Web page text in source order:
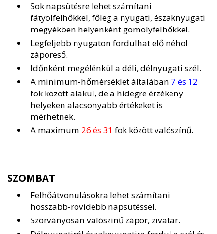
Sok napsütésre lehet számítani
fátyolfelhőkkel, főleg a nyugati, északnyugati
megyékben helyenként gomolyfelhőkkel.
Legfeljebb nyugaton fordulhat elő néhol
záporeső.
Időnként megélénkül a déli, délnyugati szél.
A minimum-hőmérséklet általában 7 és 12
fok között alakul, de a hidegre érzékeny
helyeken alacsonyabb értékeket is
mérhetnek.
A maximum 26 és 31 fok között valószínű.
SZOMBAT
Felhőátvonulásokra lehet számítani
hosszabb-rövidebb napsütéssel.
Szórványosan valószínű zápor, zivatar.